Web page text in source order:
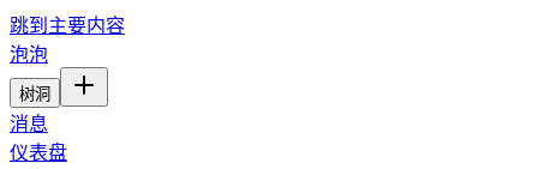
跳到主要内容
泡泡
树洞
消息
仪表盘